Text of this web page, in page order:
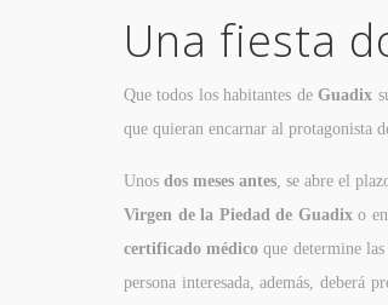
Una fiesta
Que todos los habitantes deGuadix
que quieran encarnar al protagonista
Unos dos meses antes , se abre el
Virgen de la Piedad de Guadixo
certificado médico que determine
persona interesada, además, deberá